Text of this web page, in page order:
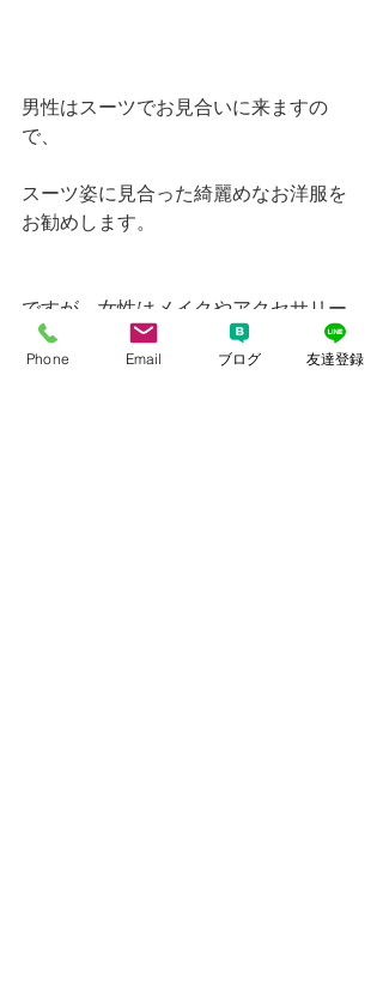
男性はスーツでお見合いに来ますの
で、
スーツ姿に見合った綺麗めなお洋服を
お勧めします。
ですが、女性はメイクやアクセサリー
など準備には男性よりお金が嵩みます
Phone Email ブログ 友達登録